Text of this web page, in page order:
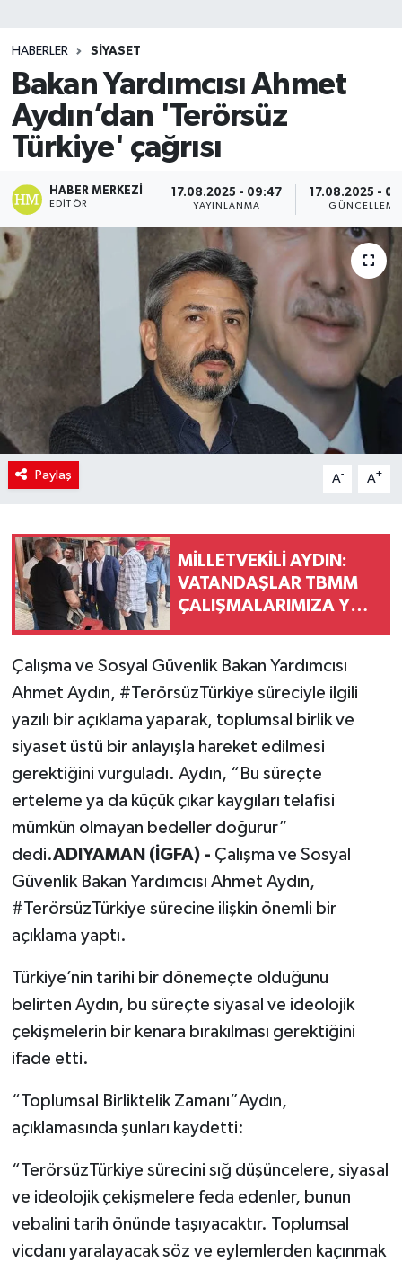
HABERLER SİYASET
Bakan Yardımcısı Ahmet
Aydın’dan 'Terörsüz
Türkiye' çağrısı
HABER MERKEZI
EDITÖR
17.08.2025 - 09:47
YAYINLANMA
17.08.2025 -
GÜNCELLEME
Paylaş A- A+
MİLLETVEKİLİ AYDIN:
VATANDAŞLAR TBMM
ÇALIŞMALARIMIZA YÖN
Çalışma ve Sosyal Güvenlik Bakan Yardımcısı
Ahmet Aydın, #TerörsüzTürkiye süreciyle ilgili
yazılı bir açıklama yaparak, toplumsal birlik ve
siyaset üstü bir anlayışla hareket edilmesi
gerektiğini vurguladı. Aydın, “Bu süreçte
erteleme ya da küçük çıkar kaygıları telafisi
mümkün olmayan bedeller doğurur”
dedi.ADIYAMAN (İGFA) - Çalışma ve Sosyal
Güvenlik Bakan Yardımcısı Ahmet Aydın,
#TerörsüzTürkiye sürecine ilişkin önemli bir
açıklama yaptı.
Türkiye’nin tarihi bir dönemeçte olduğunu
belirten Aydın, bu süreçte siyasal ve ideolojik
çekişmelerin bir kenara bırakılması gerektiğini
ifade etti.
“Toplumsal Birliktelik Zamanı”Aydın,
açıklamasında şunları kaydetti:
“TerörsüzTürkiye sürecini sığ düşüncelere, siyasal
ve ideolojik çekişmelere feda edenler, bunun
vebalini tarih önünde taşıyacaktır. Toplumsal
vicdanı yaralayacak söz ve eylemlerden kaçınmak
Teknoloji
TRABZON